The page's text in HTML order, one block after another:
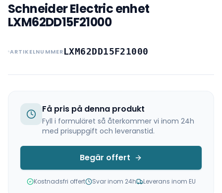
Schneider Electric enhet
LXM62DD15F21000
ARTIKELNUMMERLXM62DD15F21000
Få pris på denna produkt
Fyll i formuläret så återkommer vi inom 24h
med prisuppgift och leveranstid.
Begär offert
Kostnadsfri offert Svar inom 24h Leverans inom EU